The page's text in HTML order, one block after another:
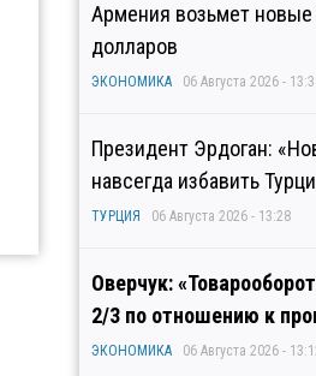
Армения возьмет
долларов
ЭКОНОМИКА 06 Августа 2026 -
Президент Эрдоган:
навсегда избавить
ТУРЦИЯ 06 Августа 2026 - 13:28
Оверчук:
2/3 по отношению к
ЭКОНОМИКА 06 Августа 2026 -